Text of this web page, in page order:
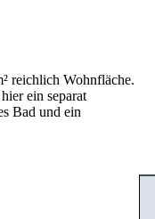
reichlich Wohnfläche.
ein separat
Bad und ein